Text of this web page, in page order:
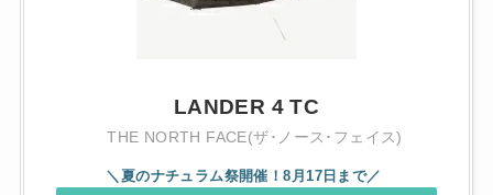
LANDER 4 TC
THE NORTH FACE(ザ･ノース･フェイス)